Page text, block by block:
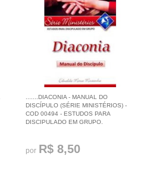
.......DIACONIA - MANUAL DO
DISCÍPULO (SÉRIE MINISTÉRIOS) -
COD 00494 - ESTUDOS PARA
DISCIPULADO EM GRUPO.
por R$ 8,50